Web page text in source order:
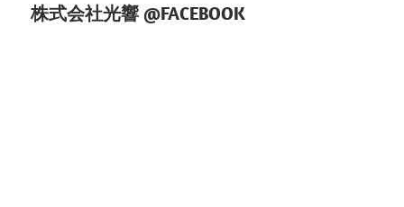
株式会社光響 @FACEBOOK